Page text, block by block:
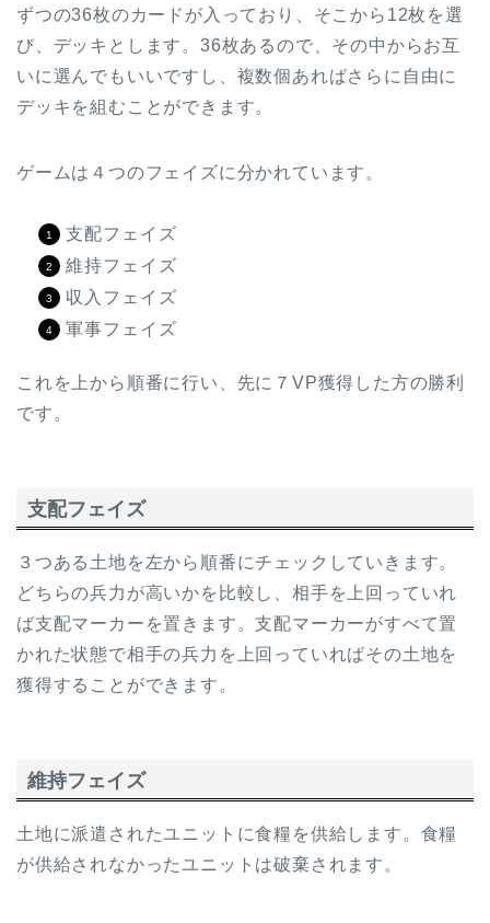
ずつの36枚のカードが入っており、そこから12枚を選
び、デッキとします。36枚あるので、その中からお互
いに選んでもいいですし、複数個あればさらに自由に
デッキを組むことができます。
ゲームは４つのフェイズに分かれています。
支配フェイズ
維持フェイズ
収入フェイズ
軍事フェイズ
これを上から順番に行い、先に７VP獲得した方の勝利
です。
支配フェイズ
３つある土地を左から順番にチェックしていきます。
どちらの兵力が高いかを比較し、相手を上回っていれ
ば支配マーカーを置きます。支配マーカーがすべて置
かれた状態で相手の兵力を上回っていればその土地を
獲得することができます。
維持フェイズ
土地に派遣されたユニットに食糧を供給します。食糧
が供給されなかったユニットは破棄されます。